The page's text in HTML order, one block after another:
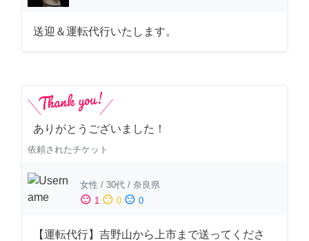
送迎＆運転代行いたします。
ありがとうございました！
依頼されたチケット
女性 / 30代 / 奈良県
sentiment_satisfied 1 sentiment_neutral 0 sentiment_dissatisfied 0
【運転代行】吉野山から上市まで送ってくださ